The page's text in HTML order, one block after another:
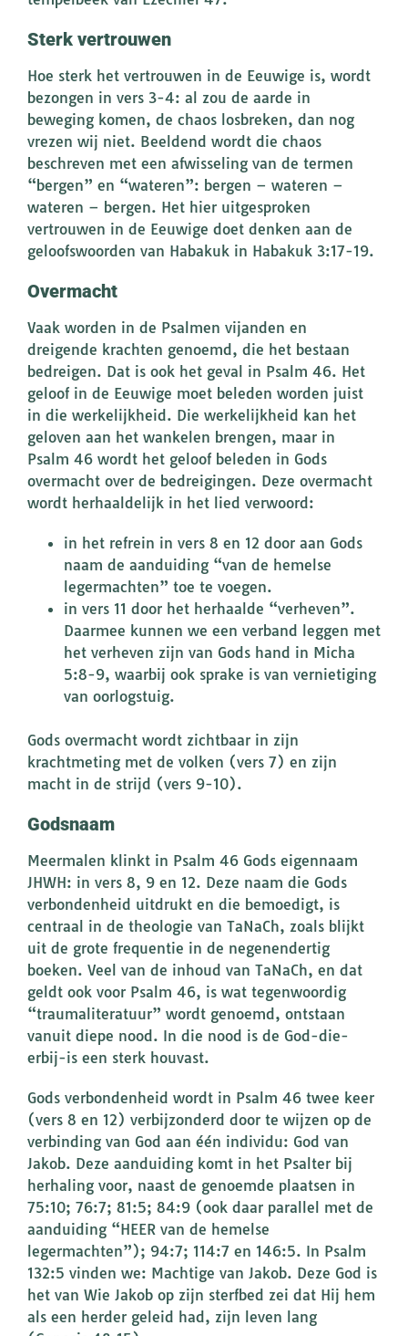
Sterk vertrouwen
Hoe sterk het vertrouwen in de Eeuwige is, wordt
bezongen in vers 3-4: al zou de aarde in
beweging komen, de chaos losbreken, dan nog
vrezen wij niet. Beeldend wordt die chaos
beschreven met een afwisseling van de termen
“bergen” en “wateren”: bergen – wateren –
wateren – bergen. Het hier uitgesproken
vertrouwen in de Eeuwige doet denken aan de
geloofswoorden van Habakuk in Habakuk 3:17-19.
Overmacht
Vaak worden in de Psalmen vijanden en
dreigende krachten genoemd, die het bestaan
bedreigen. Dat is ook het geval in Psalm 46. Het
geloof in de Eeuwige moet beleden worden juist
in die werkelijkheid. Die werkelijkheid kan het
geloven aan het wankelen brengen, maar in
Psalm 46 wordt het geloof beleden in Gods
overmacht over de bedreigingen. Deze overmacht
wordt herhaaldelijk in het lied verwoord:
in het refrein in vers 8 en 12 door aan Gods
naam de aanduiding “van de hemelse
legermachten” toe te voegen.
in vers 11 door het herhaalde “verheven”.
Daarmee kunnen we een verband leggen met
het verheven zijn van Gods hand in Micha
5:8-9, waarbij ook sprake is van vernietiging
van oorlogstuig.
Gods overmacht wordt zichtbaar in zijn
krachtmeting met de volken (vers 7) en zijn
macht in de strijd (vers 9-10).
Godsnaam
Meermalen klinkt in Psalm 46 Gods eigennaam
JHWH: in vers 8, 9 en 12. Deze naam die Gods
verbondenheid uitdrukt en die bemoedigt, is
centraal in de theologie van TaNaCh, zoals blijkt
uit de grote frequentie in de negenendertig
boeken. Veel van de inhoud van TaNaCh, en dat
geldt ook voor Psalm 46, is wat tegenwoordig
“traumaliteratuur” wordt genoemd, ontstaan
vanuit diepe nood. In die nood is de God-die-
erbij-is een sterk houvast.
Gods verbondenheid wordt in Psalm 46 twee keer
(vers 8 en 12) verbijzonderd door te wijzen op de
verbinding van God aan één individu: God van
Jakob. Deze aanduiding komt in het Psalter bij
herhaling voor, naast de genoemde plaatsen in
75:10; 76:7; 81:5; 84:9 (ook daar parallel met de
aanduiding “HEER van de hemelse
legermachten”); 94:7; 114:7 en 146:5. In Psalm
132:5 vinden we: Machtige van Jakob. Deze God is
het van Wie Jakob op zijn sterfbed zei dat Hij hem
als een herder geleid had, zijn leven lang